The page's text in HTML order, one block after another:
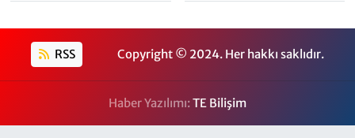
RSS Copyright © 2024. Her hakkı saklıdır.
Haber Yazılımı:TE Bilişim